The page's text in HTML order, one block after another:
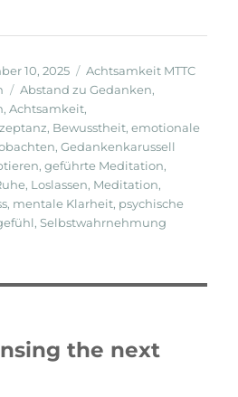
10, 2025 Kategorien
Achtsamkeit MTTC
Schlagwörter
Abstand zu Gedanken,
,Achtsamkeit,
, Bewusstheit,emotionale
,Gedankenkarussell
,geführte Meditation,
, Loslassen, Meditation,
, mentale Klarheit, psychische
,Selbstwahrnehmung
the next